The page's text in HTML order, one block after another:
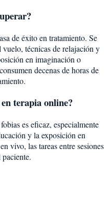
de éxito en tratamiento. Se
técnicas de relajación y
en imaginación o
decenas de horas de
terapia online?
es eficaz, especialmente
y la exposición en
vivo, las tareas entre sesiones